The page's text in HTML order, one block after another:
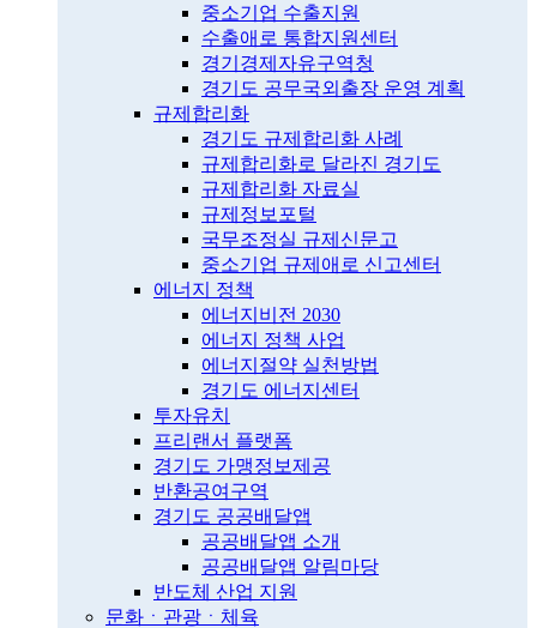
중소기업 수출지원
수출애로 통합지원센터
경기경제자유구역청
경기도 공무국외출장 운영 계획
규제합리화
경기도 규제합리화 사례
규제합리화로 달라진 경기도
규제합리화 자료실
규제정보포털
국무조정실 규제신문고
중소기업 규제애로 신고센터
에너지 정책
에너지비전 2030
에너지 정책 사업
에너지절약 실천방법
경기도 에너지센터
투자유치
프리랜서 플랫폼
경기도 가맹정보제공
반환공여구역
경기도 공공배달앱
공공배달앱 소개
공공배달앱 알림마당
반도체 산업 지원
문화ㆍ관광ㆍ체육